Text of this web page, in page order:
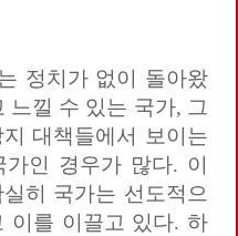
정치가 없이 돌아왔
느낄 수 있는 국가, 그
대책들에서 보이는
인 경우가 많다. 이
히 국가는 선도적으
이를 이끌고 있다. 하